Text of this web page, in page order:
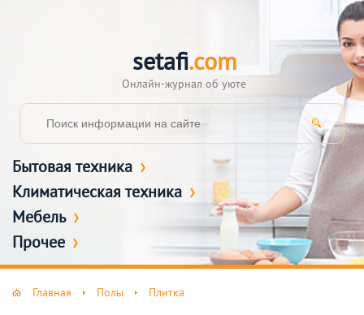
setafi.com
Онлайн-журнал об уюте
Бытовая техника
Климатическая техника
Мебель
Прочее
Главная Полы Плитка